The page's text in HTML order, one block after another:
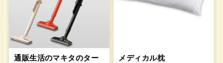
通販生活のマキタのター
メディカル枕